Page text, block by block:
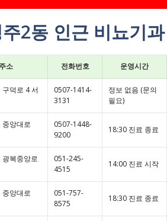
2동 인근 비뇨기
주소 전화번호 운영시간
구덕로 4 서
0507-1414-
3131
정보 없음 (문의
필요)
중앙대로
0507-1448-
9200
18:30 진료 종료
광복중앙로
051-245-
4515
14:00 진료 시작
중앙대로
051-757-
8575
18:30 진료 종료